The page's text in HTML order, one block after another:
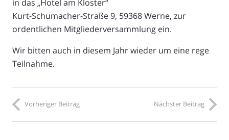
in das „Hotel am Kloster“
Kurt-Schumacher-Straße 9, 59368 Werne, zur
ordentlichen Mitgliederversammlung ein.
Wir bitten auch in diesem Jahr wieder um eine rege
Teilnahme.
Vorheriger Beitrag Nächster Beitrag